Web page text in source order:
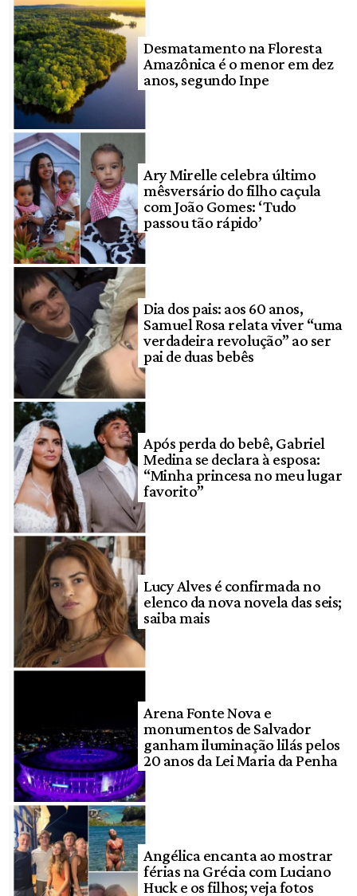
Desmatamento na Floresta
Amazônica é o menor em dez
anos, segundo Inpe
Ary Mirelle celebra último
mêsversário do filho caçula
com João Gomes: ‘Tudo
passou tão rápido’
Dia dos pais: aos 60 anos,
Samuel Rosa relata viver “uma
verdadeira revolução” ao ser
pai de duas bebês
Após perda do bebê, Gabriel
Medina se declara à esposa:
“Minha princesa no meu lugar
favorito”
Lucy Alves é confirmada no
elenco da nova novela das seis;
saiba mais
Arena Fonte Nova e
monumentos de Salvador
ganham iluminação lilás pelos
20 anos da Lei Maria da Penha
Angélica encanta ao mostrar
férias na Grécia com Luciano
Huck e os filhos; veja fotos